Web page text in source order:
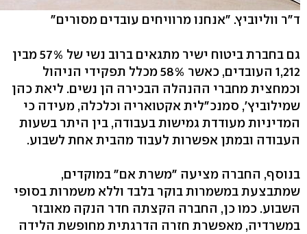
ד"ר ווליוביץ. "אנחנו מרוויחים עובדים מסורים"
גם בחברת ביטוח ישיר מתגאים ברוב נשי של 57% מבין
1,212 העובדים, כאשר 58% מכלל תפקידי הניהול
וכמחצית מחברי ההנהלה הבכירה הן נשים. ליאת כהן
שמילוביץ', סמנכ"לית אקטואריה וכלכלה, מעידה כי
המדיניות מעודדת גמישות בעבודה, בין היתר בשעות
העבודה ובמתן אפשרות לעבוד מהבית אחת לשבוע.
בנוסף, החברה מציעה "משרת אם" במוקדים,
שמתבצעת במשמרות בוקר בלבד וללא משמרות בסופי
השבוע. כמו כן, החברה הקצתה חדר הנקה מאובזר
במשרדיה, מאפשרת חזרה הדרגתית מחופשת הלידה